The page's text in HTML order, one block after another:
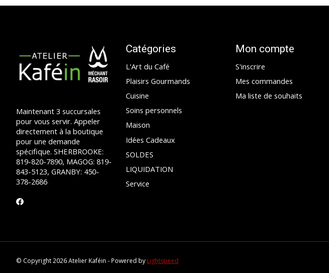
Maintenant 3 succursales
pour vous servir. Appeler
directement à la boutique
pour une demande
spécifique. SHERBROOKE:
819-820-7890, MAGOG: 819-
843-5123, GRANBY: 450-
378-2686
Catégories
L'Art du Café
Plaisirs Gourmands
Cuisine
Soins personnels
Maison
Idées Cadeaux
SOLDES
LIQUIDATION
Service
Mon compte
S'inscrire
Mes commandes
Ma liste de souhaits
© Copyright 2026 Atelier Kaféin - Powered by Lightspeed